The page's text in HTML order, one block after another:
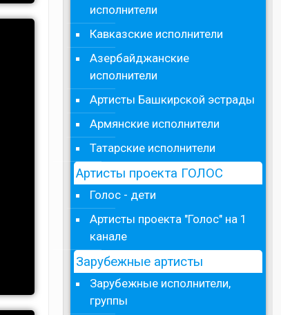
исполнители
Кавказские исполнители
Азербайджанские
исполнители
Артисты Башкирской эстрады
Армянские исполнители
Татарские исполнители
Артисты проекта ГОЛОС
Голос - дети
Артисты проекта "Голос" на 1
канале
Зарубежные артисты
Зарубежные исполнители,
группы